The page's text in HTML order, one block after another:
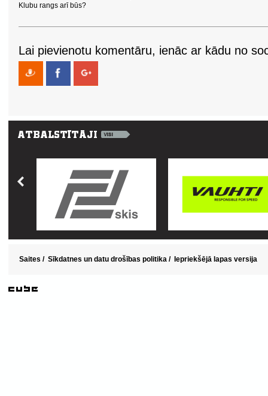
Klubu rangs arī būs?
Lai pievienotu komentāru, ienāc ar kādu no
Saites / Sīkdatnes un datu drošības politika / Iepriekšējā lapas versija